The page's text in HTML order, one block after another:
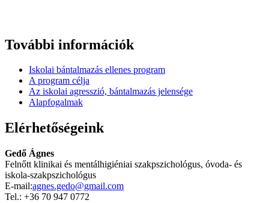
További információk
Iskolai bántalmazás ellenes program
A program célja
Az iskolai agresszió, bántalmazás jelensége
Alapfogalmak
Elérhetőségeink
Gedő Ágnes
Felnőtt klinikai és mentálhigiéniai szakpszichológus, óvoda- és
iskola-szakpszichológus
E-mail:agnes.gedo@gmail.com
Tel.: +36 70 947 0772